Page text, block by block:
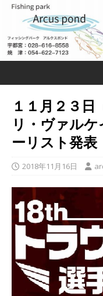
１１月２３
リ・ヴァル
ーリスト発表
2018年11月16日